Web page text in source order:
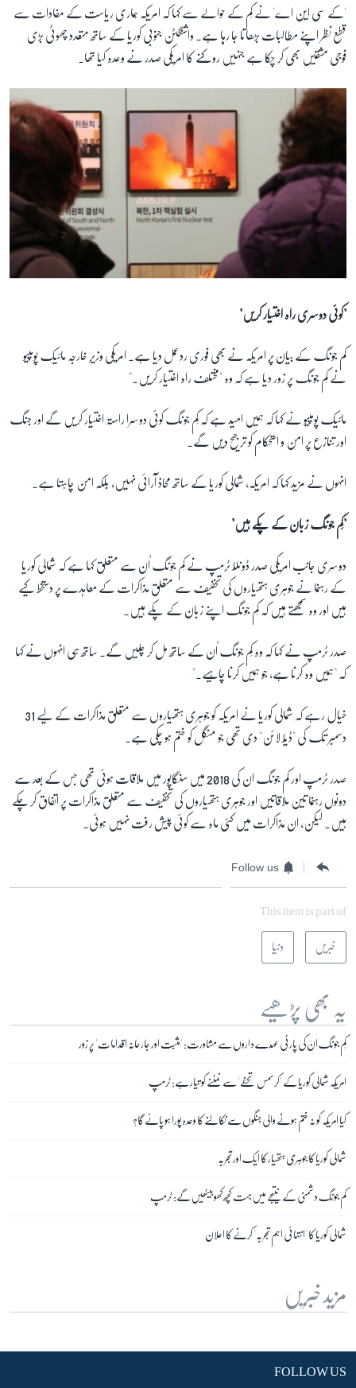
'کے سی این اے' نے کِم کے حوالے سے کہا کہ امریکہ ہماری ریاست کے مفادات سے
قطع نظر اپنے مطالبات بڑھاتا جا رہا ہے۔ واشنگٹن جنوبی کوریا کے ساتھ متعدد چھوٹی بڑی
فوجی مشقیں بھی کر چکا ہے جنہیں روکنے کا امریکی صدر نے وعدہ کیا تھا۔
"کوئی دوسری راہ اختیار کریں"
کم جونگ کے بیان پر امریکہ نے بھی فوری ردعمل دیا ہے۔ امریکی وزیرِ خارجہ مائیک پومپیو
نے کِم جونگ پر زور دیا ہے کہ وہ "مختلف راہ اختیار کریں۔"
مائیک پومپیو نے کہا کہ ہمیں امید ہے کہ کِم جونگ کوئی دوسرا راستہ اختیار کریں گے اور جنگ
اور تنازع پر امن و استحکام کو ترجیح دیں گے۔
انہوں نے مزید کہا کہ امریکہ، شمالی کوریا کے ساتھ محاذ آرائی نہیں، بلکہ امن چاہتا ہے۔
"کِم جونگ زبان کے پکّے ہیں"
دوسری جانب امریکی صدر ڈونلڈ ٹرمپ نے کِم جونگ اُن سے متعلق کہا ہے کہ شمالی کوریا
کے رہنما نے جوہری ہتھیاروں کی تخفیف سے متعلق مذاکرات کے معاہدے پر دستخط کیے
ہیں اور وہ سمجھتے ہیں کہ کِم جونگ اپنے زبان کے پکے ہیں۔
صدر ٹرمپ نے کہا کہ وہ کِم جونگ اُن کے ساتھ مل کر چلیں گے۔ ساتھ ہی انہوں نے کہا
کہ "ہمیں وہ کرنا ہے، جو ہمیں کرنا چاہیے۔"
خیال رہے کہ شمالی کوریا نے امریکہ کو جوہری ہتھیاروں سے متعلق مذاکرات کے لیے 31
دسمبر تک کی "ڈیڈ لائن" دی تھی جو منگل کو ختم ہو چکی ہے۔
صدر ٹرمپ اور کم جونگ ان کی 2018 میں سنگاپور میں ملاقات ہوئی تھی جس کے بعد سے
دونوں رہنما تین ملاقاتیں اور جوہری ہتھیاروں کی تخفیف سے متعلق مذاکرات پر اتفاق کر چکے
ہیں۔ لیکن، ان مذاکرات میں کئی ماہ سے کوئی پیش رفت نہیں ہوئی۔
Follow us
This item is part of
خبریں دنیا
یہ بھی پڑھیے
کِم جونگ ان کی پارٹی عہدے داروں سے مشاورت: 'مثبت اور جارحانہ اقدامات' پر زور
امریکہ شمالی کوریا کے 'کرسمس تحفے' سے نمٹنے کو تیار ہے: ٹرمپ
کیا امریکہ کو نہ ختم ہونے والی جنگوں سے نکالنے کا وعدہ پورا ہو پائے گا؟
شمالی کوریا کا جوہری ہتھیار کا ایک اور تجربہ
کم جونگ دشمنی کے نتیجے میں بہت کچھ کھو بیٹھیں گے: ٹرمپ
شمالی کوریا کا 'انتہائی اہم تجربہ' کرنے کا اعلان
مزید خبریں
FOLLOW US